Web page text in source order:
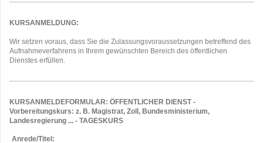
KURSANMELDUNG:
Wir setzen voraus, dass Sie die Zulassungsvoraussetzungen betreffend des
Aufnahmeverfahrens in Ihrem gewünschten Bereich des öffentlichen
Dienstes erfüllen.
KURSANMELDEFORMULAR: ÖFFENTLICHER DIENST -
Vorbereitungskurs: z. B. Magistrat, Zoll, Bundesministerium,
Landesregierung ... - TAGESKURS
Anrede/Titel: